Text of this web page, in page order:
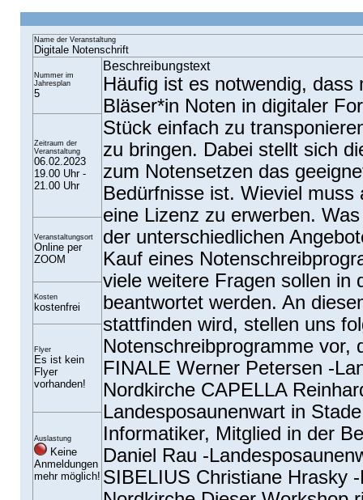
Name der Veranstaltung
Digitale Notenschrift
Nummer im
Jahresplan
5
Beschreibungstext
Häufig ist es notwendig, dass
Bläser*in Noten in digitaler
Stück einfach zu
zu bringen. Dabei stellt sich
zum Notensetzen das
Bedürfnisse ist. Wieviel
eine Lizenz zu erwerben.
der unterschiedlichen
Kauf eines
viele weitere Fragen sollen in
beantwortet werden. An
stattfinden wird, stellen uns
Notenschreibprogramme vor,
FINALE Werner Petersen -
Nordkirche CAPELLA
Landesposaunenwart in
Informatiker, Mitglied in der
Daniel Rau -
SIBELIUS Christiane Hrasky
Zeitraum der
Veranstaltung
06.02.2023
19.00 Uhr -
21.00 Uhr
Veranstaltungsort
Online per
ZOOM
Kosten
kostenfrei
Flyer
Es ist kein
Flyer
vorhanden!
Auslastung
Keine
Anmeldungen
mehr möglich!